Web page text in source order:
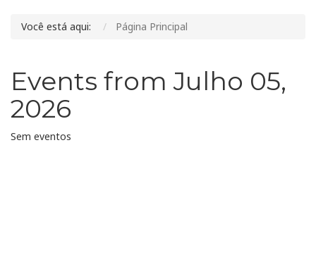
Você está aqui: Página Principal
Events from Julho 05,
2026
Sem eventos